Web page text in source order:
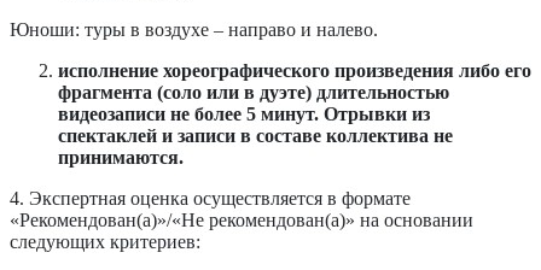
Юноши: туры в воздухе – направо и налево.
исполнение хореографического произведения либо его
фрагмента (соло или в дуэте) длительностью
видеозаписи не более 5 минут. Отрывки из
спектаклей и записи в составе коллектива не
принимаются.
4. Экспертная оценка осуществляется в формате
«Рекомендован(а)»/«Не рекомендован(а)» на основании
следующих критериев: